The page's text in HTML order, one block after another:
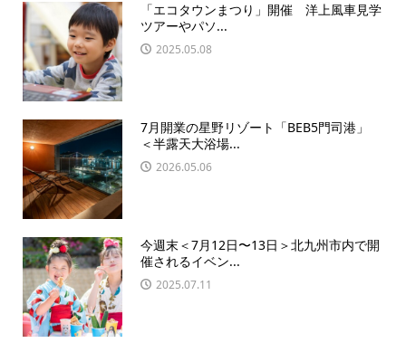
「エコタウンまつり」開催 洋上風車見学
ツアーやパソ...
2025.05.08
7月開業の星野リゾート「BEB5門司港」
＜半露天大浴場...
2026.05.06
今週末＜7月12日〜13日＞北九州市内で開
催されるイベン...
2025.07.11